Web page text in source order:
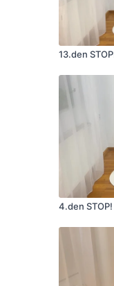
13.den
4.den